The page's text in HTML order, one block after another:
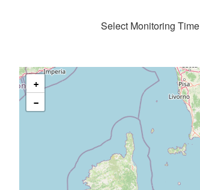
Select Monitoring
+
−